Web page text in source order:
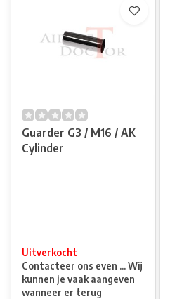
Guarder G3 / M16 / AK
Cylinder
Uitverkocht
Contacteer ons even ... Wij
kunnen je vaak aangeven
wanneer er terug